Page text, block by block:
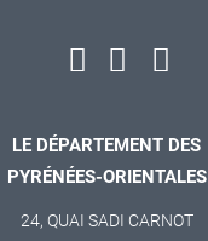
LE DÉPARTEMENT DES
PYRÉNÉES-ORIENTALES
24, QUAI SADI CARNOT